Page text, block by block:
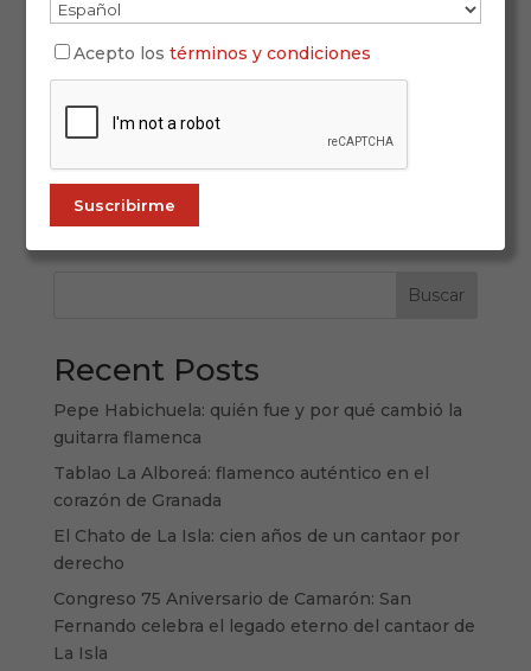
8 de septiembre de 2025
edición de Flamenco On Fire, que atrajo a más de
69.000 asistentes en un recorrido emocional,
creativo y festivo por Viana, Tudela y
Pamplona/Iruña. Bajo el lema “Una...
Buscar
Recent Posts
Pepe Habichuela: quién fue y por qué cambió la
guitarra flamenca
Tablao La Alboreá: flamenco auténtico en el
corazón de Granada
El Chato de La Isla: cien años de un cantaor por
derecho
Congreso 75 Aniversario de Camarón: San
Fernando celebra el legado eterno del cantaor de
La Isla
Acepto lostérminos y condiciones